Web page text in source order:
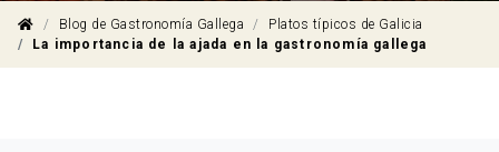
Blog de Gastronomía Gallega
Platos típicos de Galicia
La importancia de la ajada en la gastronomía gallega